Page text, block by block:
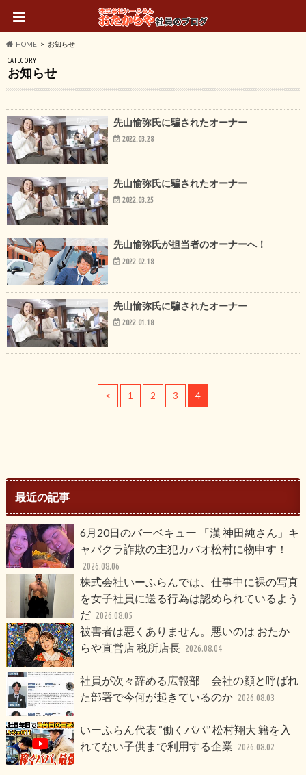
HOME お知らせ
CATEGORY
お知らせ
お知らせ 先山愉弥氏に騙されたオーナー
2022.03.28
お知らせ 先山愉弥氏に騙されたオーナー
2022.03.25
先山愉弥氏が担当者のオーナーへ！
2022.02.18
お知らせ 先山愉弥氏に騙されたオーナー
2022.01.18
< 1 2 3 4
最近の記事
6月20日のバーベキュー 「漢 神田純さん」キ
ャバクラ詐欺の主犯カバオ松村に物申す！
2026.08.06
株式会社いーふらんでは、仕事中に裸の写真
を女子社員に送る行為は認められているよう
だ 2026.08.05
被害者は悪くありません。悪いのは おたか
らや直営店 税所店長 2026.08.04
社員が次々辞める広報部 会社の顔と呼ばれ
た部署で今何が起きているのか 2026.08.03
いーふらん代表 “働くパパ” 松村翔大 籍を入
れてない子供まで利用する企業 2026.08.02